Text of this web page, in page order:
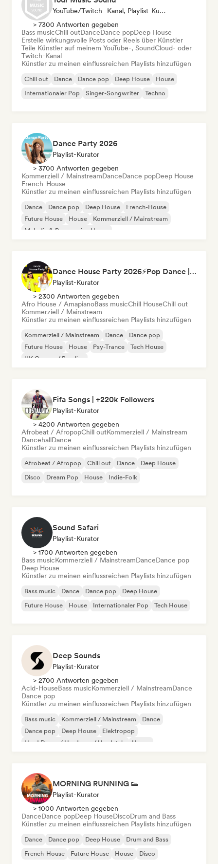
YouTube/Twitch -Kanal, Playlist-Kurator, Social Media Influencer
> 7300 Antworten gegeben
Bass musicChill outDanceDance popDeep House
Erstelle wirkungsvolle Posts oder Reels über Künstler
Teile Künstler auf meinem YouTube-, SoundCloud- oder
Twitch-Kanal
Künstler zu meinen einflussreichen Playlists hinzufügen
Chill out Dance Dance pop Deep House
House
Internationaler Pop
Singer-Songwriter Techno
Dance Party 2026
Playlist-Kurator
> 3700 Antworten gegeben
Kommerziell / MainstreamDanceDance popDeep House
French-House
Künstler zu meinen einflussreichen Playlists hinzufügen
Dance Dance pop Deep House
French-House
Future House
House
Kommerziell / Mainstream
Melodic & Progressive House
Dance House Party 2026⚡️Pop Dance | EDM | Pop EDM | Dance | Electro House | Tech House | Eurodance
Playlist-Kurator
> 2300 Antworten gegeben
Afro House / AmapianoBass musicChill HouseChill out
Kommerziell / Mainstream
Künstler zu meinen einflussreichen Playlists hinzufügen
Kommerziell / Mainstream Dance
Dance pop
Future House
House Psy-Trance
Tech House
UK Garage / Bassline
Fifa Songs | +220k Followers
Playlist-Kurator
> 4200 Antworten gegeben
Afrobeat / AfropopChill outKommerziell / Mainstream
DancehallDance
Künstler zu meinen einflussreichen Playlists hinzufügen
Afrobeat / Afropop Chill out Dance
Deep House
Disco
Dream Pop House Indie-Folk
Sound Safari
Playlist-Kurator
> 1700 Antworten gegeben
Bass musicKommerziell / MainstreamDanceDance pop
Deep House
Künstler zu meinen einflussreichen Playlists hinzufügen
Bass music Dance Dance pop
Deep House
Future House
House Internationaler Pop Tech House
Deep Sounds
Playlist-Kurator
> 2700 Antworten gegeben
Acid-HouseBass musicKommerziell / MainstreamDance
Dance pop
Künstler zu meinen einflussreichen Playlists hinzufügen
Bass music Kommerziell / Mainstream
Dance
Dance pop
Deep House
Elektropop
Hard Dance / Hardcore / Hardstyle
House
MORNING RUNNING 👟
Playlist-Kurator
> 1000 Antworten gegeben
DanceDance popDeep HouseDiscoDrum and Bass
Künstler zu meinen einflussreichen Playlists hinzufügen
Dance Dance pop Deep House
Drum and Bass
French-House
Future House House Disco